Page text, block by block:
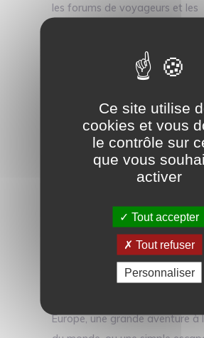
les forums de voyageurs et les
planner, et profiter d’un voyage
depuis 2013 et l'a même créé
dire que vous avez peu de
tromper en nous choisissant
travel planner avec Voyagez
s’offrir la liberté de partir serein,
certitude que tout a été pensé
vous viviez les meilleures
Europe, une grande aventure à
Ce site utilise
cookies et vous
le contrôle sur
que vous
activer
Tout accepter
Tout refuser
Personnaliser